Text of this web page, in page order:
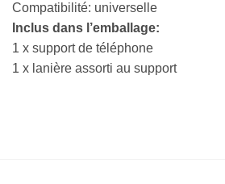
Compatibilité: universelle
Inclus dans l’emballage:
1 x support de téléphone
1 x lanière assorti au support